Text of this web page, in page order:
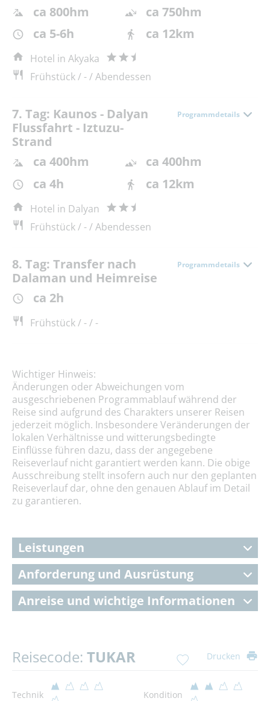
ca 800hm
ca 750hm
ca 5-6h
ca 12km
Hotel in Akyaka
Frühstück / - / Abendessen
7. Tag: Kaunos - Dalyan
Flussfahrt - Iztuzu-
Strand
Programmdetails
ca 400hm
ca 400hm
ca 4h
ca 12km
Hotel in Dalyan
Frühstück / - / Abendessen
8. Tag: Transfer nach
Dalaman und Heimreise
Programmdetails
ca 2h
Frühstück / - / -
Wichtiger Hinweis:
Änderungen oder Abweichungen vom
ausgeschriebenen Programmablauf während der
Reise sind aufgrund des Charakters unserer Reisen
jederzeit möglich. Insbesondere Veränderungen der
lokalen Verhältnisse und witterungsbedingte
Einflüsse führen dazu, dass der angegebene
Reiseverlauf nicht garantiert werden kann. Die obige
Ausschreibung stellt insofern auch nur den geplanten
Reiseverlauf dar, ohne den genauen Ablauf im Detail
zu garantieren.
Leistungen
Anforderung und Ausrüstung
Anreise und wichtige Informationen
Reisecode: TUKAR Drucken
Technik Kondition